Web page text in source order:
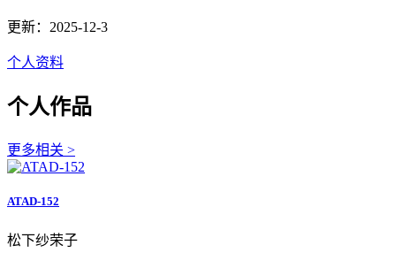
更新：2025-12-3
个人资料
个人作品
更多相关 >
ATAD-152
松下纱荣子